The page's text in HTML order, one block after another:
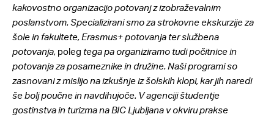
kakovostno organizacijo potovanj z izobraževalnim
poslanstvom. Specializirani smo za strokovne ekskurzije za
šole in fakultete, Erasmus+ potovanja ter službena
potovanja, poleg tega pa organiziramo tudi počitnice in
potovanja za posameznike in družine. Naši programi so
zasnovani z mislijo na izkušnje iz šolskih klopi, kar jih naredi
še bolj poučne in navdihujoče. V agenciji študentje
gostinstva in turizma na BIC Ljubljana v okviru prakse